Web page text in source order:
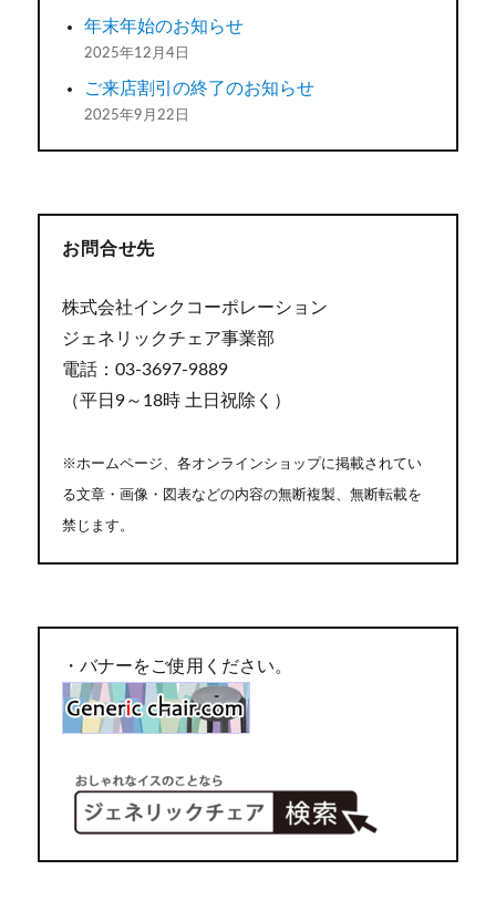
年末年始のお知らせ
2025年12月4日
ご来店割引の終了のお知らせ
2025年9月22日
お問合せ先
株式会社インクコーポレーション
ジェネリックチェア事業部
電話：03-3697-9889
（平日9～18時 土日祝除く）
※ホームページ、各オンラインショップに掲載されてい
る文章・画像・図表などの内容の無断複製、無断転載を
禁じます。
・バナーをご使用ください。